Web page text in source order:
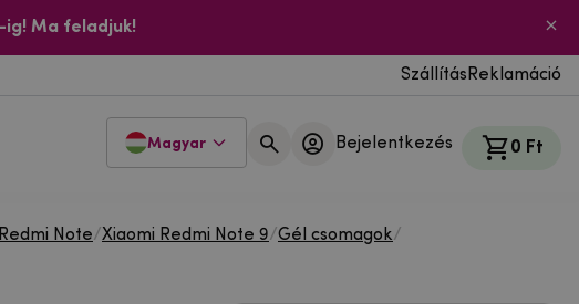
ig! Ma feladjuk!
Szállítás Reklamáció
Magyar Bejelentkezés 0 Ft
Note/Xiaomi Redmi Note 9/Gél csomagok/